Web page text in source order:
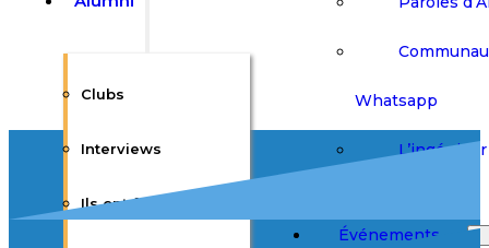
Clubs
Interviews
Ils ont fait l’Isep
Whatsapp
Événements